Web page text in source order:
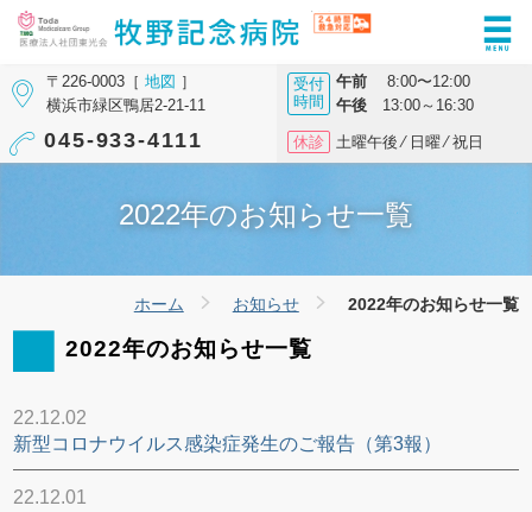
〒226-0003［地図 ］
横浜市緑区鴨居2-21-11
045-933-4111
受付
時間
午前8:00〜12:00
午後13:00～16:30
休診 土曜午後 ⁄ 日曜 ⁄ 祝日
2022年のお知らせ一覧
ホーム お知らせ 2022年のお知らせ一覧
2022年のお知らせ一覧
22.12.02
新型コロナウイルス感染症発生のご報告（第3報）
22.12.01